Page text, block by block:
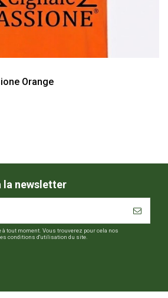
Orange
la newsletter
tout moment. Vous trouverez pour cela nos
conditions d'utilisation du site.